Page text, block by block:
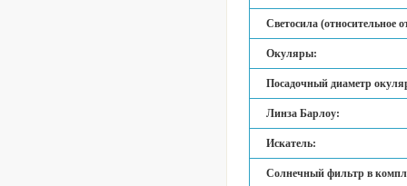
Светосила (относительное
Окуляры:
Посадочный диаметр
Линза Барлоу:
Искатель:
Солнечный фильтр в